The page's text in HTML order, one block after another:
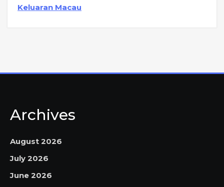
Keluaran Macau
Archives
August 2026
July 2026
June 2026